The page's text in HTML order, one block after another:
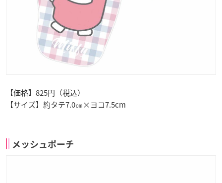
【価格】825円（税込）
【サイズ】約タテ7.0㎝×ヨコ7.5cm
メッシュポーチ